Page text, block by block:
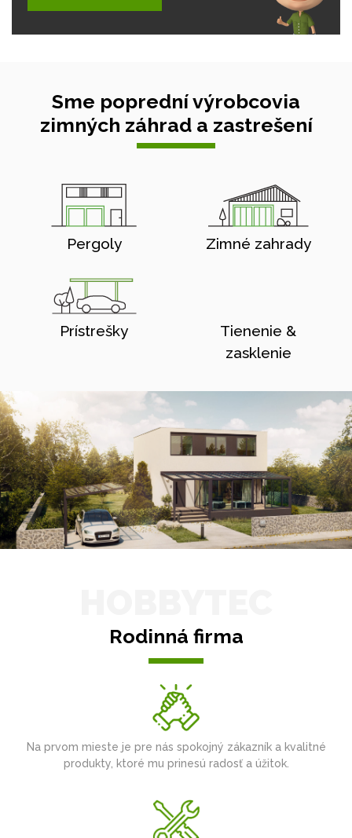
Sme poprední výrobcovia
zimných záhrad a zastrešení
Pergoly Zimné zahrady
Prístrešky
Tienenie &
zasklenie
Rodinná firma
Na prvom mieste je pre nás spokojný zákazník a kvalitné
produkty, ktoré mu prinesú radosť a úžitok.